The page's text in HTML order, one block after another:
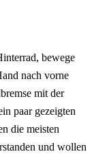
bewege
nach vorne
mit der
paar gezeigten
die meisten
und wollen